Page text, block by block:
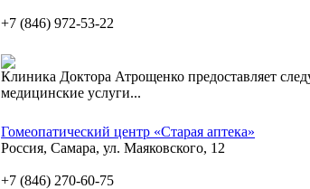
+7 (846) 972-53-22
Клиника Доктора Атрощенко предоставляет
медицинские услуги...
Гомеопатический центр «Старая аптека»
Россия, Самара, ул. Маяковского, 12
+7 (846) 270-60-75